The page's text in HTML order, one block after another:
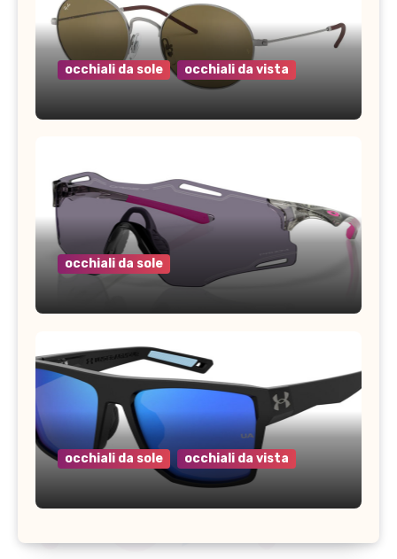
occhiali da sole occhiali da vista
occhiali da sole
occhiali da sole occhiali da vista